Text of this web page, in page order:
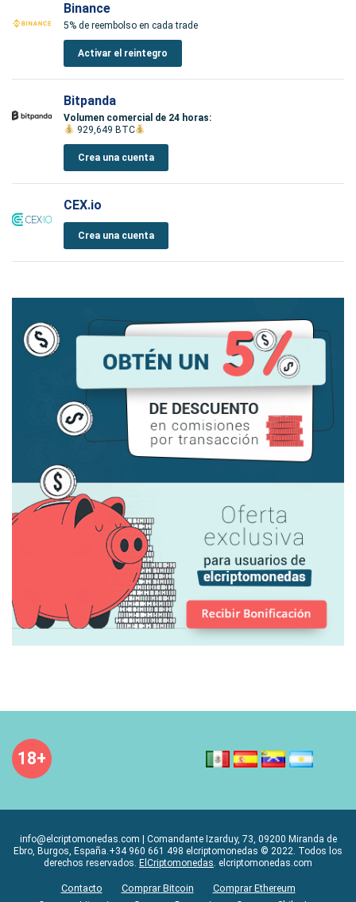
Binance
5% de reembolso en cada trade
Activar el reintegro
Bitpanda
Volumen comercial de 24 horas:
929,649 BTC
Crea una cuenta
CEX.io
Crea una cuenta
18+
info@elcriptomonedas.com | Comandante Izarduy, 73, 09200 Miranda de
Ebro, Burgos, España.+34 960 661 498 elcriptomonedas © 2022. Todos los
derechos reservados. ElCriptomonedas . elcriptomonedas.com
Contacto Comprar Bitcoin
Comprar Ethereum